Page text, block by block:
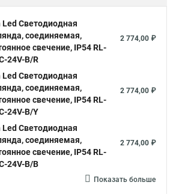
нить led
белая нить
нить белый
нити
нить 10
светодиодная
светодиодная
Led Светодиодная
соединяемая,
свечение, IP54 RL-
24V-B/R
2 774,00 ₽
Led Светодиодная
соединяемая,
свечение, IP54 RL-
24V-B/Y
2 774,00 ₽
Led Светодиодная
соединяемая,
свечение, IP54 RL-
24V-B/B
2 774,00 ₽
Показать больше